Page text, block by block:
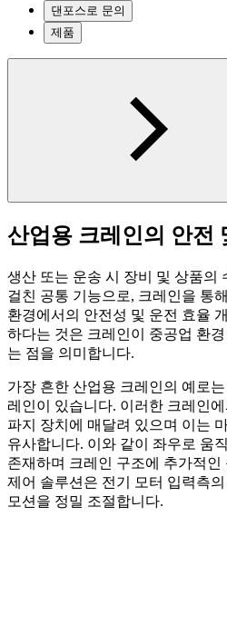
댄포스로 문의
제품
산업용 크레인의 안전
생산 또는 운송 시 장비 및 상품의
걸친 공통 기능으로, 크레인을 통
환경에서의 안전성 및 운전 효율
하다는 것은 크레인이 중공업 환
는 점을 의미합니다.
가장 흔한 산업용 크레인의 예로
레인이 있습니다. 이러한 크레인
파지 장치에 매달려 있으며 이는
유사합니다. 이와 같이 좌우로 움
존재하며 크레인 구조에 추가적
제어 솔루션은 전기 모터 입력측
모션을 정밀 조절합니다.